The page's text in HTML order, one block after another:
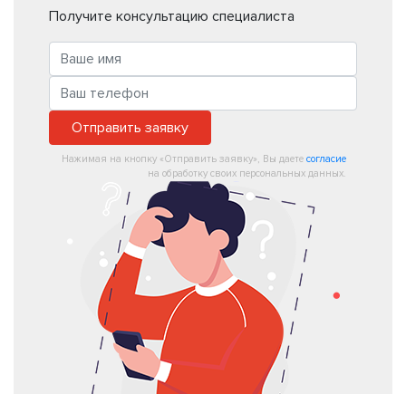
Получите консультацию специалиста
Отправить заявку
Нажимая на кнопку «Отправить заявку», Вы даете согласие
на обработку своих персональных данных.